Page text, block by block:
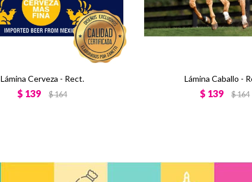
Lámina Cerveza - Rect.
$ 139 $164
Lámina Caballo -
$ 139 $164